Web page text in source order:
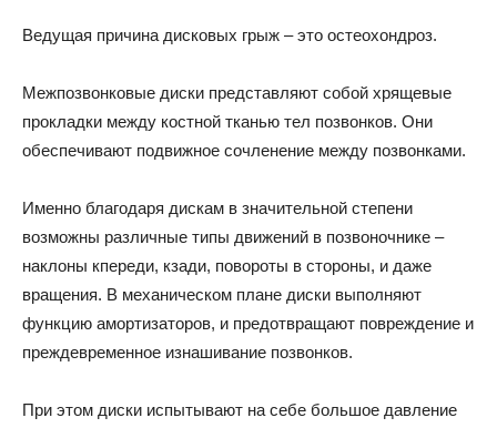
Ведущая причина дисковых грыж – это остеохондроз.
Межпозвонковые диски представляют собой хрящевые
прокладки между костной тканью тел позвонков. Они
обеспечивают подвижное сочленение между позвонками.
Именно благодаря дискам в значительной степени
возможны различные типы движений в позвоночнике –
наклоны кпереди, кзади, повороты в стороны, и даже
вращения. В механическом плане диски выполняют
функцию амортизаторов, и предотвращают повреждение и
преждевременное изнашивание позвонков.
При этом диски испытывают на себе большое давление